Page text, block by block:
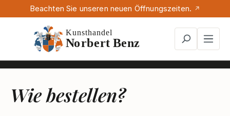
Zum Hauptinhalt springen
Beachten Sie unseren neuen Öffnungszeiten.
Wie bestellen?